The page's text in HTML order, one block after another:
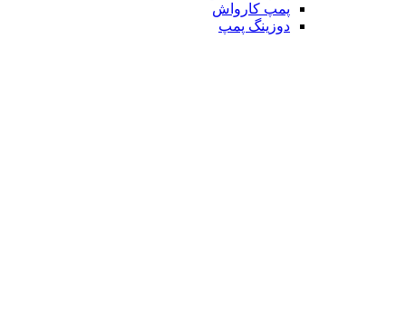
پمپ کارواش
دوزینگ پمپ